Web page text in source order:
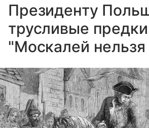
Президенту
трусливые
"Москалей нельзя